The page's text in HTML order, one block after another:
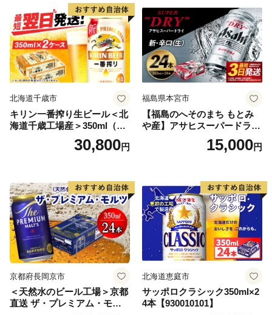
北海道千歳市
キリン一番搾り生ビール＜北
海道千歳工場産＞350ml（24
30,800円
福島県本宮市
【福島のへそのまち もとみ
や産】アサヒスーパードライ
350ml×24本 合計8.4L 1ケー
ス アルコール度数5% 缶ビー
口 送料無料 カメイ 本宮市
【07214-0206】
15,000円
京都府長岡京市
＜天然水のビール工場＞京都
直送 ザ・プレミアム・モル
北海道恵庭市
サッポロクラシック350ml×2
4本【930010101】